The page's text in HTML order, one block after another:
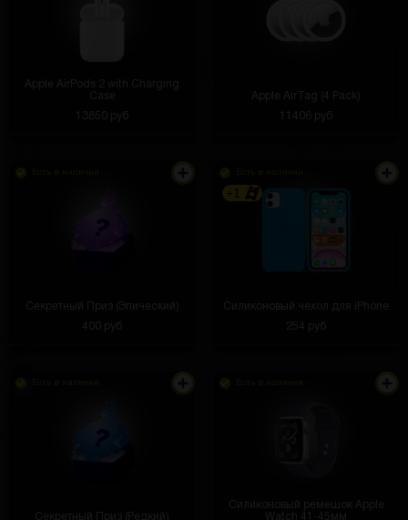
Apple AirPods 2 with Charging
Case
13850 руб
Apple AirTag (4 Pack)
11406 руб
Секретный Приз (Эпический)
400 руб
+1
Силиконовый чехол для iPhone
254 руб
Секретный Приз (Редкий)
Силиконовый ремешок Apple
Watch 41-45мм